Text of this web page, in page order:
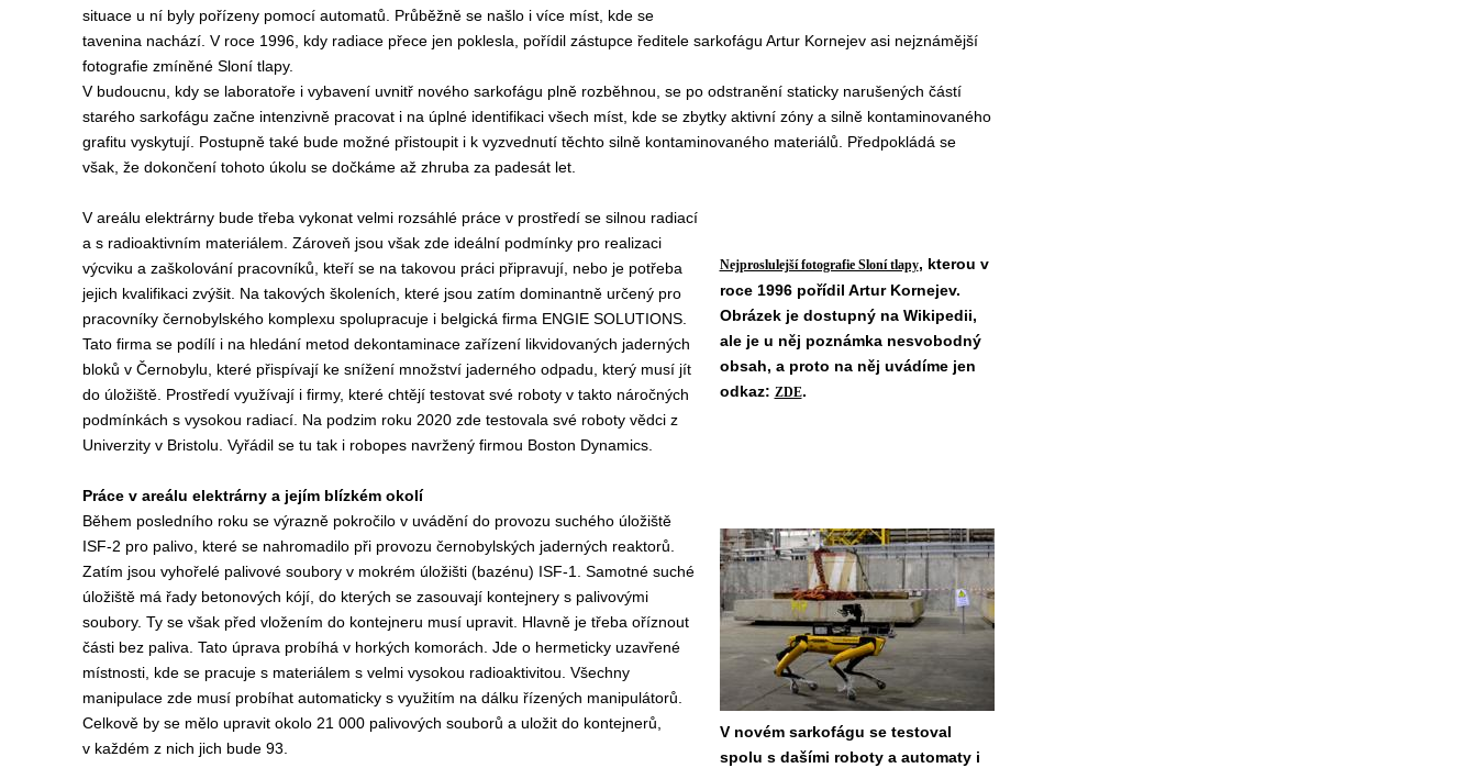
situace u ní byly pořízeny pomocí automatů. Průběžně se našlo i více míst, kde se
tavenina nachází. V roce 1996, kdy radiace přece jen poklesla, pořídil zástupce ředitele sarkofágu Artur Kornejev asi nejznámější
fotografie zmíněné Sloní tlapy.
V budoucnu, kdy se laboratoře i vybavení uvnitř nového sarkofágu plně rozběhnou, se po odstranění staticky narušených částí
starého sarkofágu začne intenzivně pracovat i na úplné identifikaci všech míst, kde se zbytky aktivní zóny a silně kontaminovaného
grafitu vyskytují. Postupně také bude možné přistoupit i k vyzvednutí těchto silně kontaminovaného materiálů. Předpokládá se
však, že dokončení tohoto úkolu se dočkáme až zhruba za padesát let.
Nejproslulejší fotografie Sloní tlapy, kterou v
roce 1996 pořídil Artur Kornejev.
Obrázek je dostupný na Wikipedii,
ale je u něj poznámka nesvobodný
obsah, a proto na něj uvádíme jen
odkaz: ZDE.
V areálu elektrárny bude třeba vykonat velmi rozsáhlé práce v prostředí se silnou radiací
a s radioaktivním materiálem. Zároveň jsou však zde ideální podmínky pro realizaci
výcviku a zaškolování pracovníků, kteří se na takovou práci připravují, nebo je potřeba
jejich kvalifikaci zvýšit. Na takových školeních, které jsou zatím dominantně určený pro
pracovníky černobylského komplexu spolupracuje i belgická firma ENGIE SOLUTIONS.
Tato firma se podílí i na hledání metod dekontaminace zařízení likvidovaných jaderných
bloků v Černobylu, které přispívají ke snížení množství jaderného odpadu, který musí jít
do úložiště. Prostředí využívají i firmy, které chtějí testovat své roboty v takto náročných
podmínkách s vysokou radiací. Na podzim roku 2020 zde testovala své roboty vědci z
Univerzity v Bristolu. Vyřádil se tu tak i robopes navržený firmou Boston Dynamics.
Práce v areálu elektrárny a jejím blízkém okolí
V novém sarkofágu se testoval
spolu s dašími roboty a automaty i
Během posledního roku se výrazně pokročilo v uvádění do provozu suchého úložiště
ISF-2 pro palivo, které se nahromadilo při provozu černobylských jaderných reaktorů.
Zatím jsou vyhořelé palivové soubory v mokrém úložišti (bazénu) ISF-1. Samotné suché
úložiště má řady betonových kójí, do kterých se zasouvají kontejnery s palivovými
soubory. Ty se však před vložením do kontejneru musí upravit. Hlavně je třeba oříznout
části bez paliva. Tato úprava probíhá v horkých komorách. Jde o hermeticky uzavřené
místnosti, kde se pracuje s materiálem s velmi vysokou radioaktivitou. Všechny
manipulace zde musí probíhat automaticky s využitím na dálku řízených manipulátorů.
Celkově by se mělo upravit okolo 21 000 palivových souborů a uložit do kontejnerů,
v každém z nich jich bude 93.